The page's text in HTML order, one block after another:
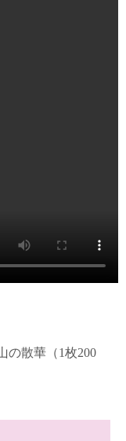
の散華（1枚200